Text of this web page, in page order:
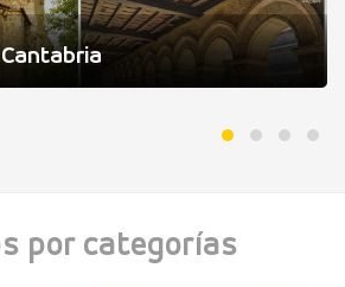
por categorías